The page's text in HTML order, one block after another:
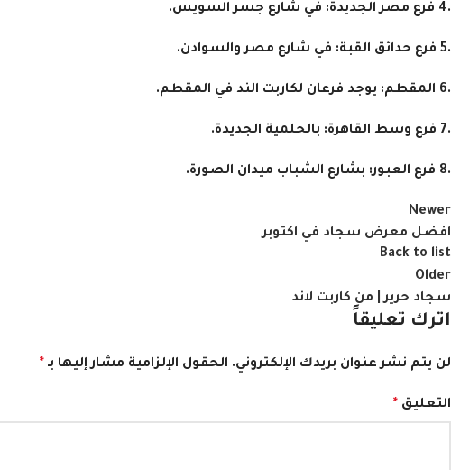
.4 فرع مصر الجديدة: في شارع جسر السويس.
.5 فرع حدائق القبة: في شارع مصر والسوادن.
.6 المقطم: يوجد فرعان لكاربت الند في المقطم.
.7 فرع وسط القاهرة: بالحلمية الجديدة.
.8 فرع العبور: بشارع الشباب ميدان الصورة.
Newer
افضل معرض سجاد في اكتوبر
Back to list
Older
سجاد حرير | من كاربت لاند
اترك تعليقاً
لن يتم نشر عنوان بريدك الإلكتروني. الحقول الإلزامية مشار إليها بـ *
التعليق *